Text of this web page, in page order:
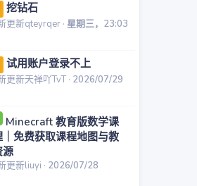
挖钻石
更新qteyrqer 星期三，23:03
试用账户登录不上
更新天禅吖TvT 2026/07/29
Minecraft 教育版数学课
免费获取课程地图与教
源
更新liuyi
2026/07/28